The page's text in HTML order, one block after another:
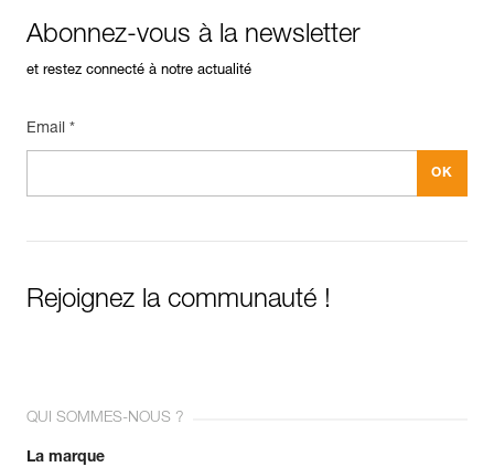
Abonnez-vous à la newsletter
et restez connecté à notre actualité
Email *
Rejoignez la communauté !
QUI SOMMES-NOUS ?
La marque